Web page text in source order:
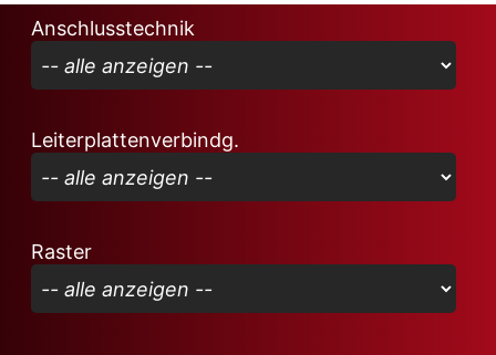
Anschlusstechnik
Leiterplattenverbindg.
Raster